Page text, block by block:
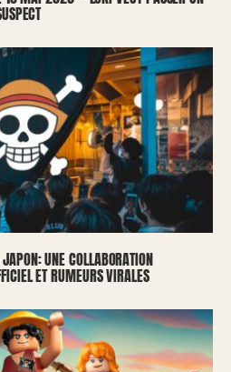
UNE COLLABORATION
ET RUMEURS VIRALES